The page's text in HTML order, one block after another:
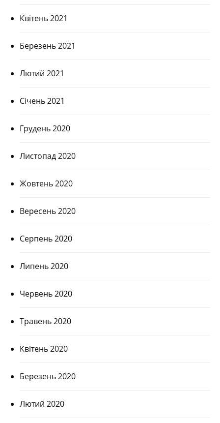
Квітень 2021
Березень 2021
Лютий 2021
Січень 2021
Грудень 2020
Листопад 2020
Жовтень 2020
Вересень 2020
Серпень 2020
Липень 2020
Червень 2020
Травень 2020
Квітень 2020
Березень 2020
Лютий 2020